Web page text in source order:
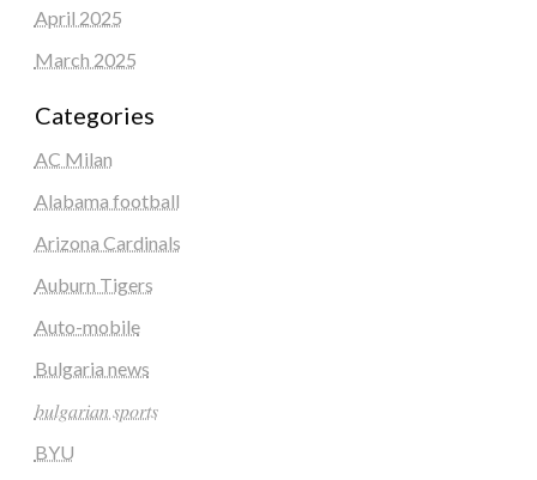
April 2025
March 2025
Categories
AC Milan
Alabama football
Arizona Cardinals
Auburn Tigers
Auto-mobile
Bulgaria news
𝑏𝑢𝑙𝑔𝑎𝑟𝑖𝑎𝑛 𝑠𝑝𝑜𝑟𝑡𝑠
BYU